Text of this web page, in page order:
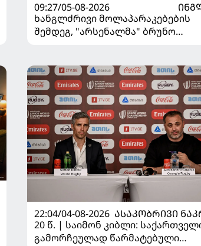
09:27/05-08-2026
ხანგლძრივი მოლაპარაკებების
შემდეგ, "არსენალმა" ბრუნო
22:04/04-08-2026 ᲐᲡᲐᲙᲝᲑᲠᲘᲕᲘ
20 წ. | საიმონ კიბლი:
გამორჩეულად წარმატებული